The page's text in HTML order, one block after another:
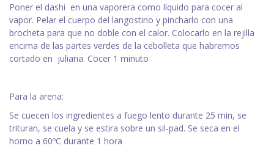
Poner el dashi en una vaporera como líquido para cocer al
vapor. Pelar el cuerpo del langostino y pincharlo con una
brocheta para que no doble con el calor. Colocarlo en la rejilla
encima de las partes verdes de la cebolleta que habremos
cortado en juliana. Cocer 1 minuto
Para la arena:
Se cuecen los ingredientes a fuego lento durante 25 min, se
trituran, se cuela y se estira sobre un sil-pad. Se seca en el
horno a 60ºC durante 1 hora